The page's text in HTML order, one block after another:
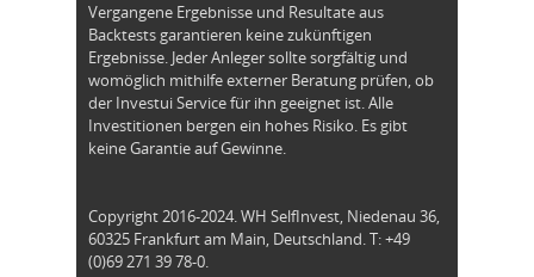
Vergangene Ergebnisse und Resultate aus
Backtests garantieren keine zukünftigen
Ergebnisse. Jeder Anleger sollte sorgfältig und
womöglich mithilfe externer Beratung prüfen, ob
der Investui Service für ihn geeignet ist. Alle
Investitionen bergen ein hohes Risiko. Es gibt
keine Garantie auf Gewinne.
Copyright 2016-2024. WH SelfInvest, Niedenau 36,
60325 Frankfurt am Main, Deutschland. T: +49
(0)69 271 39 78-0.